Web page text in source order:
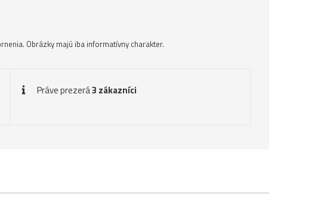
Obrázky majú iba informatívny charakter.
Práve prezerá3 zákazníci